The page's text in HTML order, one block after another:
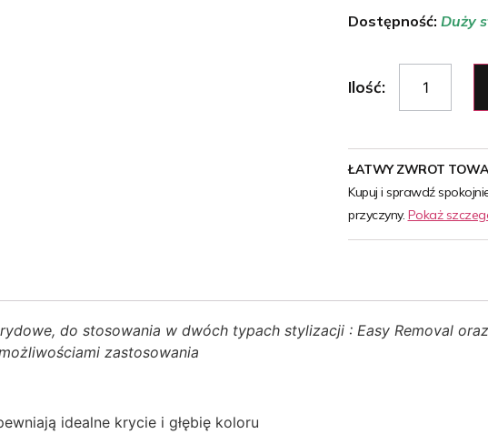
Dostępność: Duży
Ilość:
ŁATWY ZWROT
Kupuj i sprawdź
przyczyny. Pokaż
do stosowania w dwóch typach stylizacji : Easy Removal
zastosowania
idealne krycie i głębię koloru